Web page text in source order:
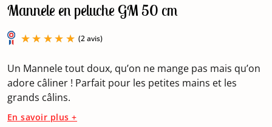
Mannele en peluche GM 50 cm
Un Mannele tout doux, qu’on ne mange pas mais qu’on
adore câliner ! Parfait pour les petites mains et les
grands câlins.
En savoir plus +